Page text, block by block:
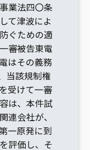
業法四〇条
て津波によ
ぐための適
審被告東電
はその義務
当該規制権
受けて一審
は、本件試
連会社が、
一原発に到
評価し、そ